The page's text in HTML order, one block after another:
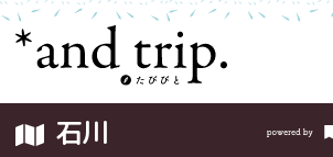
石川